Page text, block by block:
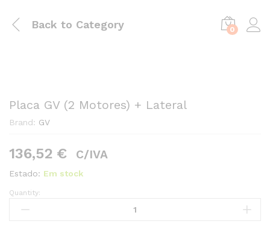
Back to Category 0
Placa GV (2 Motores) + Lateral
Brand: GV
136,52 € C/IVA
Estado: Em stock
Placa
Quantity: